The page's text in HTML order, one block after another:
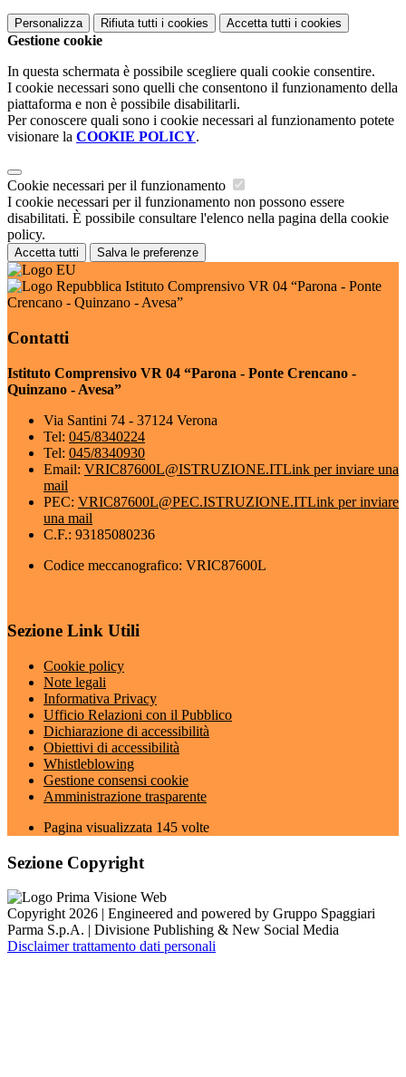
Personalizza Rifiuta tutti i cookies Accetta tutti i cookies
Gestione cookie
In questa schermata è possibile scegliere quali cookie consentire.
I cookie necessari sono quelli che consentono il funzionamento della
piattaforma e non è possibile disabilitarli.
Per conoscere quali sono i cookie necessari al funzionamento potete
visionare la COOKIE POLICY.
Cookie necessari per il funzionamento
I cookie necessari per il funzionamento non possono essere
disabilitati. È possibile consultare l'elenco nella pagina della cookie
policy.
Accetta tutti Salva le preferenze
Istituto Comprensivo VR 04 “Parona - Ponte
Crencano - Quinzano - Avesa”
Contatti
Istituto Comprensivo VR 04 “Parona - Ponte Crencano -
Quinzano - Avesa”
Via Santini 74 - 37124 Verona
Tel: 045/8340224
Tel: 045/8340930
Email: VRIC87600L@ISTRUZIONE.ITLink per inviare una
mail
PEC: VRIC87600L@PEC.ISTRUZIONE.ITLink per inviare
una mail
C.F.: 93185080236
Codice meccanografico: VRIC87600L
Sezione Link Utili
Cookie policy
Note legali
Informativa Privacy
Ufficio Relazioni con il Pubblico
Dichiarazione di accessibilità
Obiettivi di accessibilità
Whistleblowing
Gestione consensi cookie
Amministrazione trasparente
Pagina visualizzata 145 volte
Sezione Copyright
Copyright 2026 | Engineered and powered by Gruppo Spaggiari
Parma S.p.A. | Divisione Publishing & New Social Media
Disclaimer trattamento dati personali